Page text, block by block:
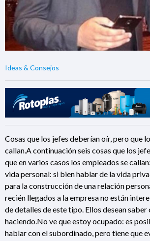
Ideas & Consejos
Cosas que los jefes deberían oír, pero que
callan.A continuación seis cosas que los
que en varios casos los empleados se
vida personal: si bien hablar de la vida
para la construcción de una relación
recién llegados a la empresa no están
de detalles de este tipo. Ellos desean saber
haciendo.No ve que estoy ocupado: es
hablar con el subordinado, pero tiene que